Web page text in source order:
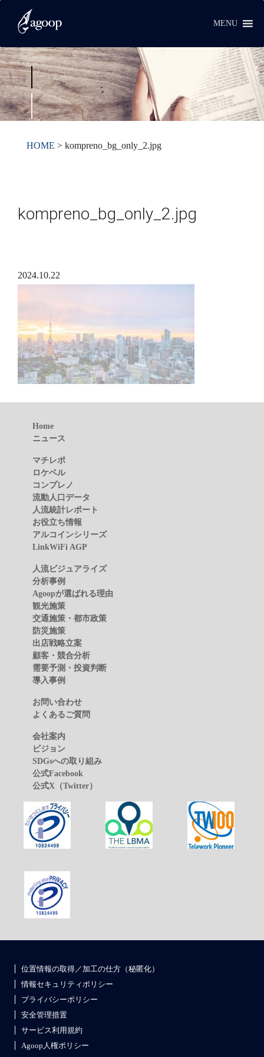
MENU
HOME > kompreno_bg_only_2.jpg
kompreno_bg_only_2.jpg
2024.10.22
Home
ニュース
マチレポ
ロケベル
コンプレノ
流動人口データ
人流統計レポート
お役立ち情報
アルコインシリーズ
LinkWiFi AGP
人流ビジュアライズ
分析事例
Agoopが選ばれる理由
観光施策
交通施策・都市政策
防災施策
出店戦略立案
顧客・競合分析
需要予測・投資判断
導入事例
お問い合わせ
よくあるご質問
会社案内
ビジョン
SDGsへの取り組み
公式Facebook
公式X（Twitter）
位置情報の取得／加工の仕方（秘匿化）
情報セキュリティポリシー
プライバシーポリシー
安全管理措置
サービス利用規約
Agoop人権ポリシー